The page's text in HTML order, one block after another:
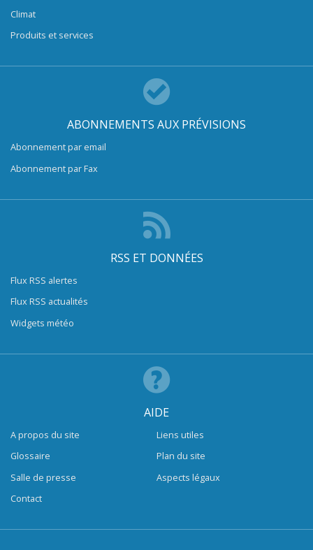
Climat
Produits et services
ABONNEMENTS AUX PRÉVISIONS
Abonnement par email
Abonnement par Fax
RSS ET DONNÉES
Flux RSS alertes
Flux RSS actualités
Widgets météo
AIDE
A propos du site
Glossaire
Salle de presse
Contact
Liens utiles
Plan du site
Aspects légaux